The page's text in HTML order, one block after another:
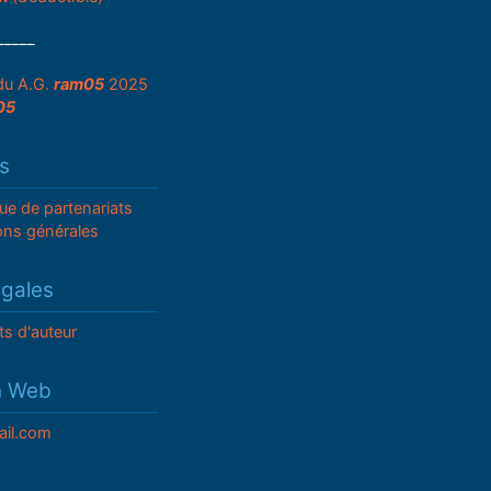
A.G. ram052025
de partenariats
générales
d'auteur
Web